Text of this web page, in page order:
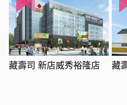
藏壽司 新店威秀裕隆店 藏